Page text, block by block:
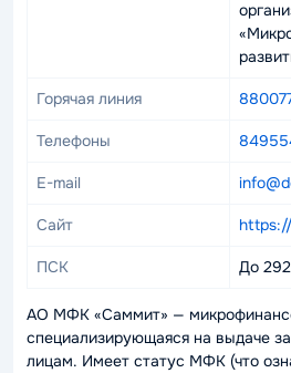
Горячая линия
Телефоны
E-mail
Сайт
ПСК До
АО МФК «Саммит» —
специализирующаяся на выдаче
лицам. Имеет статус МФК (что